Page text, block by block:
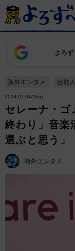
よろ
海外エンタメ 芸能人
2024.01.04(Thu)
セレーナ・
終わり」音楽
選ぶと思う」
海外エンタメ